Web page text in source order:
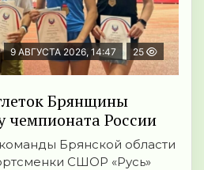
9 АВГУСТА 2026, 14:47 25
Брянщины
чемпионата России
Брянской области
СШОР «Русь»